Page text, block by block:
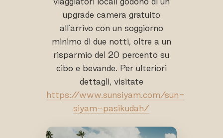
upgrade camera gratuito
all'arrivo con un soggiorno
minimo di due notti, oltre a un
risparmio del 20 percento su
cibo e bevande. Per ulteriori
dettagli, visitate
https://www.sunsiyam.com/sun-
siyam-pasikudah/